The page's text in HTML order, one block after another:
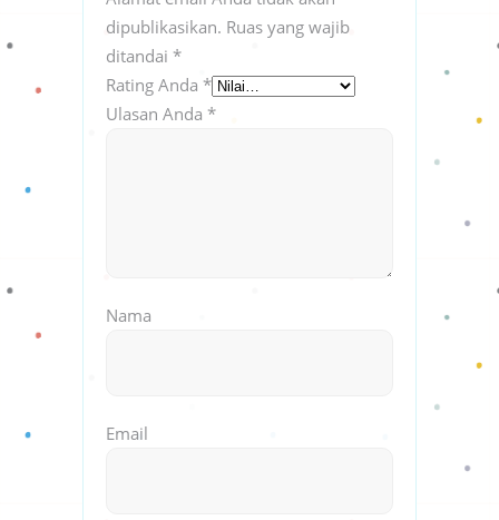
dipublikasikan. Ruas yang wajib
ditandai *
Rating Anda *
Ulasan Anda *
Nama
Email